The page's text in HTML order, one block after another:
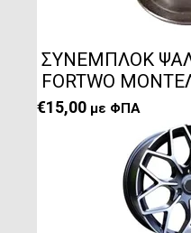
ΣΥΝΕΜΠΛΟΚ
FORTWO
€15,00 με ΦΠΑ